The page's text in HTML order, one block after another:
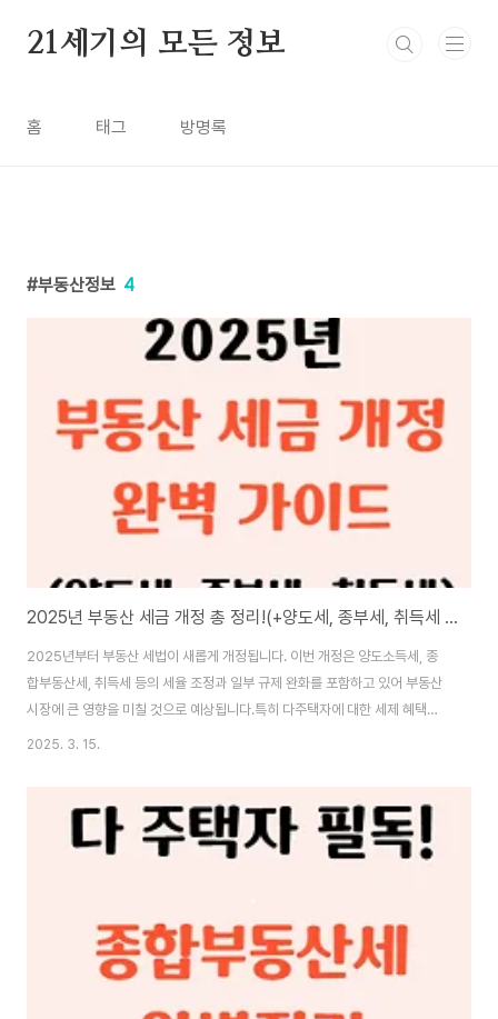
21세기의 모든 정보
홈 태그 방명록
부동산정보 4
2025년 부동산 세금 개정 총 정리!(+양도세, 종부세, 취득세 개정사항)
2025년부터 부동산 세법이 새롭게 개정됩니다. 이번 개정은 양도소득세, 종
합부동산세, 취득세 등의 세율 조정과 일부 규제 완화를 포함하고 있어 부동산
시장에 큰 영향을 미칠 것으로 예상됩니다.특히 다주택자에 대한 세제 혜택과 1
가구 1주택자의 세 부담 완화 조치가 눈에 띄는데요. 이번 글에서는 2025년
음과 같습니다.양도소득세 완화: 2주택 이상 보유자의 세율 인하 및 장기보유
특별공제 확대종합부동산세 부담 감소: 1주택자의 공제금액 상향 및 다주택자
2025. 3. 15.